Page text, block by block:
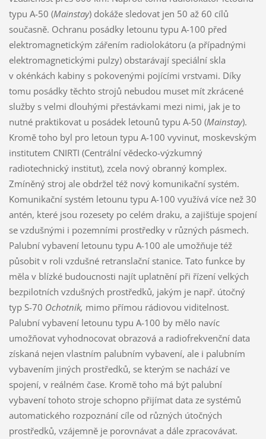
typu A-50 (Mainstay) dokáže sledovat jen 50 až 60 cílů
současně. Ochranu posádky letounu typu A-100 před
elektromagnetickým zářením radiolokátoru (a případnými
elektromagnetickými pulzy) obstarávají speciální skla
v okénkách kabiny s pokovenými pojícími vrstvami. Díky
tomu posádky těchto strojů nebudou muset mít zkrácené
služby s velmi dlouhými přestávkami mezi nimi, jak je to
nutné praktikovat u posádek letounů typu A-50 (Mainstay).
Kromě toho byl pro letoun typu A-100 vyvinut, moskevským
institutem CNIRTI (Centrální vědecko-výzkumný
radiotechnický institut), zcela nový obranný komplex.
Zmíněný stroj ale obdržel též nový komunikační systém.
Komunikační systém letounu typu A-100 využívá více než 30
antén, které jsou rozesety po celém draku, a zajišťuje spojení
se vzdušnými i pozemními prostředky v různých pásmech.
Palubní vybavení letounu typu A-100 ale umožňuje též
působit v roli vzdušné retranslační stanice. Tato funkce by
měla v blízké budoucnosti najít uplatnění při řízení velkých
bezpilotních vzdušných prostředků, jakým je např. útočný
typ S-70 Ochotnik, mimo přímou rádiovou viditelnost.
Palubní vybavení letounu typu A-100 by mělo navíc
umožňovat vyhodnocovat obrazová a radiofrekvenční data
získaná nejen vlastním palubním vybavení, ale i palubním
vybavením jiných prostředků, se kterým se nachází ve
spojení, v reálném čase. Kromě toho má být palubní
vybavení tohoto stroje schopno přijímat data ze systémů
automatického rozpoznání cíle od různých útočných
prostředků, vzájemně je porovnávat a dále zpracovávat.